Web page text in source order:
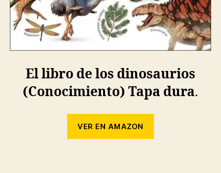
El libro de los dinosaurios
(Conocimiento) Tapa dura.
VER EN AMAZON